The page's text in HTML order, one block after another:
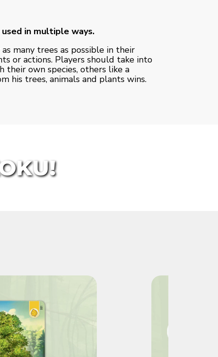
in multiple ways.
many trees as possible in their
or actions. Players should take into
own species, others like a
his trees, animals and plants wins.